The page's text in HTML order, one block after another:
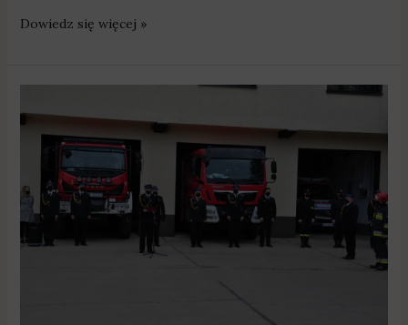
Dowiedz się więcej »
Dzień
Strażaka